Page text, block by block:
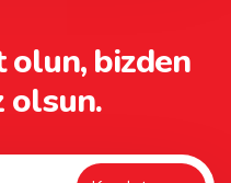
olun, bizden
olsun.